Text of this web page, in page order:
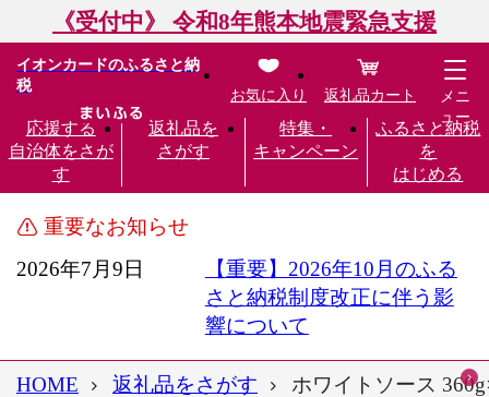
《受付中》 令和8年熊本地震緊急支援
イオンカードのふるさと納
税
応援する
自治体をさが
す
返礼品を
さがす
特集・
キャンペーン
ふるさと納税
を
はじめる
お気に入り 返礼品カート
メニ
ュー
重要なお知らせ
2026年7月9日
【重要】2026年10月のふる
さと納税制度改正に伴う影
響について
HOME 返礼品をさがす ホワイトソース